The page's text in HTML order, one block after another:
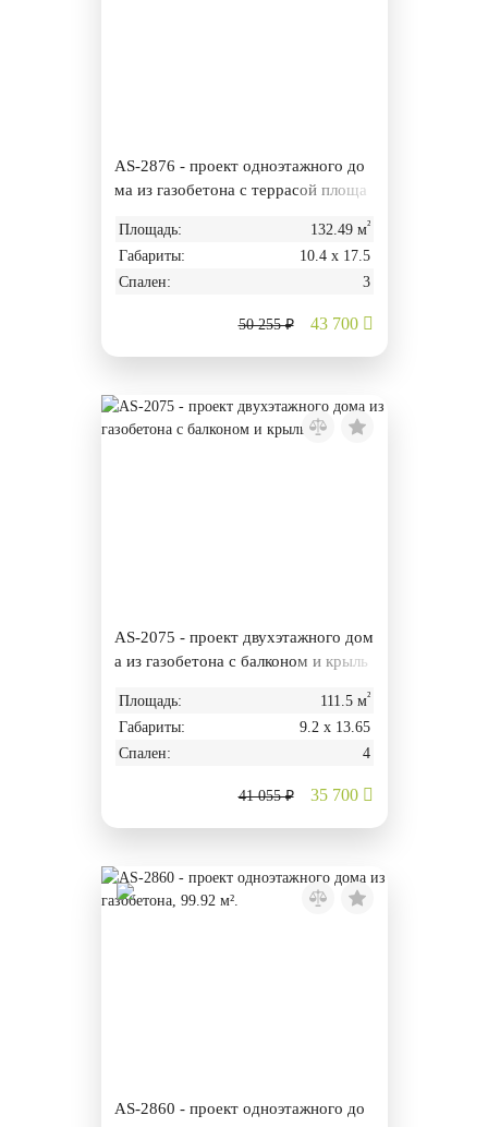
AS-2876 - проект одноэтажного до
ма из газобетона с террасой площа
Площадь: 132.49 м²
Габариты:
10.4 х 17.5
Спален:
3
50 255 ₽ 43 700
AS-2075 - проект двухэтажного дом
а из газобетона с балконом и крыль
Площадь: 111.5 м²
Габариты:
9.2 х 13.65
Спален:
4
41 055 ₽ 35 700
AS-2860 - проект одноэтажного до